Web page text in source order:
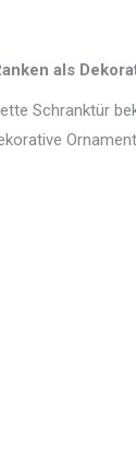
als
Schranktür